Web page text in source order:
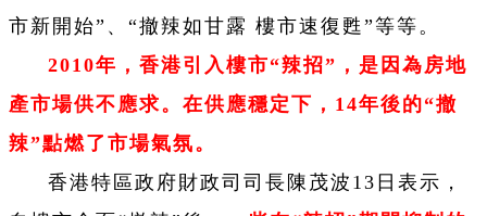
市新開始”、“撤辣如甘露 樓市速復甦”等等。
2010年，香港引入樓市“辣招”，是因為房地
產市場供不應求。在供應穩定下， 14年後的“撤
辣”點燃了市場氣氛。
香港特區政府財政司司長陳茂波13日表示，